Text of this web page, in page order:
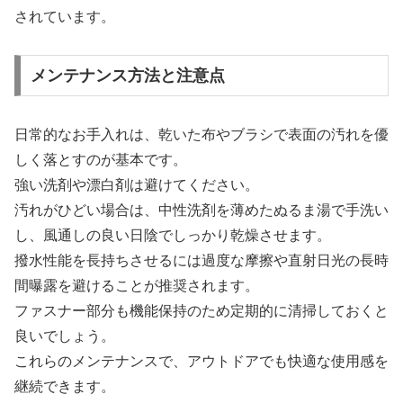
されています。
メンテナンス方法と注意点
日常的なお手入れは、乾いた布やブラシで表面の汚れを優
しく落とすのが基本です。
強い洗剤や漂白剤は避けてください。
汚れがひどい場合は、中性洗剤を薄めたぬるま湯で手洗い
し、風通しの良い日陰でしっかり乾燥させます。
撥水性能を長持ちさせるには過度な摩擦や直射日光の長時
間曝露を避けることが推奨されます。
ファスナー部分も機能保持のため定期的に清掃しておくと
良いでしょう。
これらのメンテナンスで、アウトドアでも快適な使用感を
継続できます。